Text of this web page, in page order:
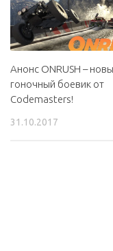
Анонс ONRUSH –
гоночный боевик от
Codemasters!
31.10.2017